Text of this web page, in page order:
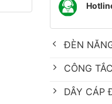
ĐÈN
CÔNG
DÂY CÁP